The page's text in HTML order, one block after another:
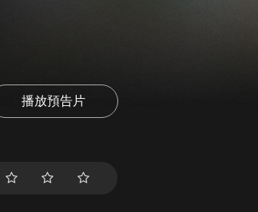
播放預告片